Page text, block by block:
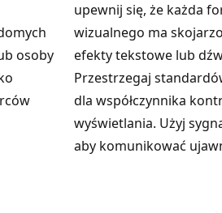
osoby
upewnij się, że każda
wizualnego ma
efekty tekstowe lub
Przestrzegaj
dla współczynnika
wyświetlania. Użyj
aby komunikować